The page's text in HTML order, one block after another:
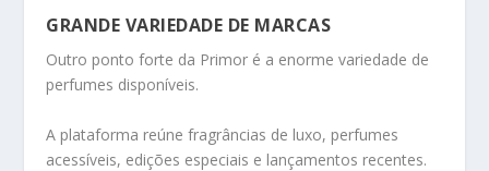
GRANDE VARIEDADE DE MARCAS
Outro ponto forte da Primor é a enorme variedade de
perfumes disponíveis.
A plataforma reúne fragrâncias de luxo, perfumes
acessíveis, edições especiais e lançamentos recentes.